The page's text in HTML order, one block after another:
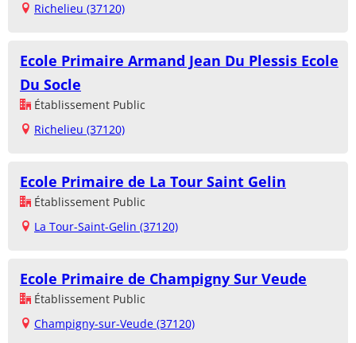
Richelieu (37120)
Ecole Primaire Armand Jean Du Plessis Ecole
Du Socle
Établissement Public
Richelieu (37120)
Ecole Primaire de La Tour Saint Gelin
Établissement Public
La Tour-Saint-Gelin (37120)
Ecole Primaire de Champigny Sur Veude
Établissement Public
Champigny-sur-Veude (37120)